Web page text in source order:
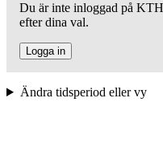
Du är inte inloggad på
efter dina val.
Logga in
Ändra tidsperiod eller vy